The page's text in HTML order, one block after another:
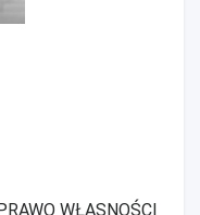
WŁASNOŚCI